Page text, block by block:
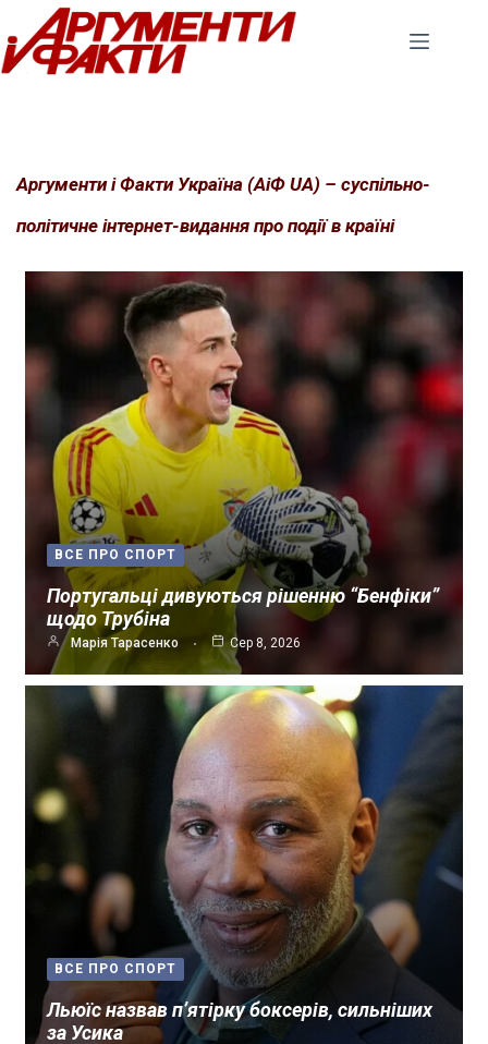
Перейти
до
вмісту
Аргументи і Факти Україна (АіФ UA) – суспільно-
політичне інтернет-видання про події в країні
ВСЕ ПРО СПОРТ
Португальці дивуються рішенню “Бенфіки”
щодо Трубіна
Марія Тарасенко Сер 8, 2026
ВСЕ ПРО СПОРТ
Льюїс назвав п’ятірку боксерів, сильніших
за Усика